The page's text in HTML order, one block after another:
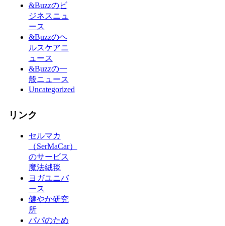
&Buzzのビ
ジネスニュ
ース
&Buzzのヘ
ルスケアニ
ュース
&Buzzの一
般ニュース
Uncategorized
リンク
セルマカ
（SerMaCar）
のサービス
魔法絨毯
ヨガユニバ
ース
健やか研究
所
パパのため